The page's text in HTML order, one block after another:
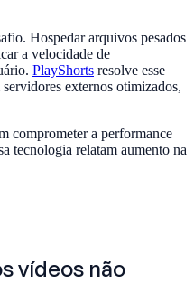
Hospedar arquivos pesados
a velocidade de
PlayShorts resolve esse
externos otimizados,
comprometer a performance
tecnologia relatam aumento na
vídeos não